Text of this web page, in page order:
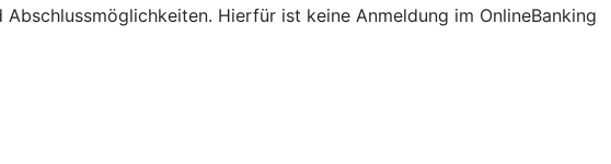
Hierfür ist keine Anmeldung im OnlineBanking